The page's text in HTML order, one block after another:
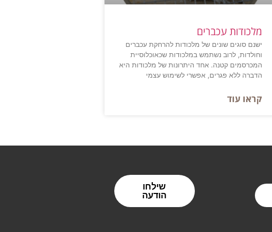
מלכודות עכברים
ישנם סוגים שונים של מלכודות להרחקת עכברים
וחולדות, לרוב נשתמש במלכודות שכאוכלוסיית
המכרסמים קטנה. אחד היתרונות של מלכודות היא
הדברה ללא פגרים, אפשרי לשימוש עצמי
קראו עוד
שילחו
הודעה